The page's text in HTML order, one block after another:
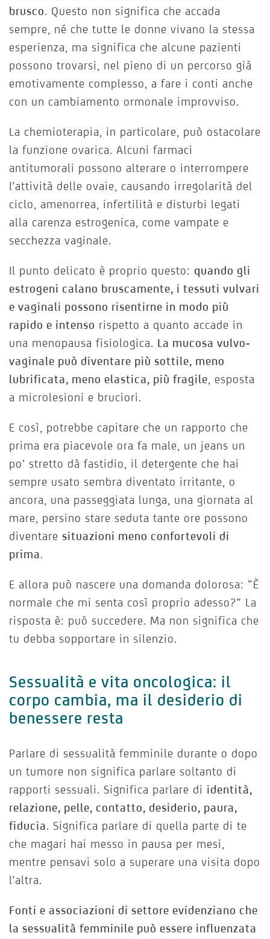
brusco. Questo non significa che accada
sempre, né che tutte le donne vivano la stessa
esperienza, ma significa che alcune pazienti
possono trovarsi, nel pieno di un percorso già
emotivamente complesso, a fare i conti anche
con un cambiamento ormonale improvviso.
La chemioterapia, in particolare, può ostacolare
la funzione ovarica. Alcuni farmaci
antitumorali possono alterare o interrompere
l’attività delle ovaie, causando irregolarità del
ciclo, amenorrea, infertilità e disturbi legati
alla carenza estrogenica, come vampate e
secchezza vaginale.
Il punto delicato è proprio questo: quando gli
estrogeni calano bruscamente, i tessuti vulvari
e vaginali possono risentirne in modo più
rapido e intenso rispetto a quanto accade in
una menopausa fisiologica. La mucosa vulvo-
vaginale può diventare più sottile, meno
lubrificata, meno elastica, più fragile, esposta
a microlesioni e bruciori.
E così, potrebbe capitare che un rapporto che
prima era piacevole ora fa male, un jeans un
po’ stretto dà fastidio, il detergente che hai
sempre usato sembra diventato irritante, o
ancora, una passeggiata lunga, una giornata al
mare, persino stare seduta tante ore possono
diventare situazioni meno confortevoli di
prima.
E allora può nascere una domanda dolorosa: “È
normale che mi senta così proprio adesso?” La
risposta è: può succedere. Ma non significa che
tu debba sopportare in silenzio.
Sessualità e vita oncologica: il
corpo cambia, ma il desiderio di
benessere resta
Parlare di sessualità femminile durante o dopo
un tumore non significa parlare soltanto di
rapporti sessuali. Significa parlare di identità,
relazione, pelle, contatto, desiderio, paura,
fiducia. Significa parlare di quella parte di te
che magari hai messo in pausa per mesi,
mentre pensavi solo a superare una visita dopo
l’altra.
Fonti e associazioni di settore evidenziano che
la sessualità femminile può essere influenzata